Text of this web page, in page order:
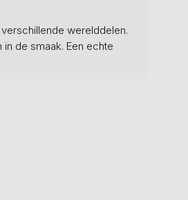
werelddelen.
de smaak. Een echte